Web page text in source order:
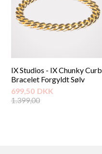
IX Studios - IX Chunky Curb
Bracelet Forgyldt Sølv
699,50 DKK
1.399,00